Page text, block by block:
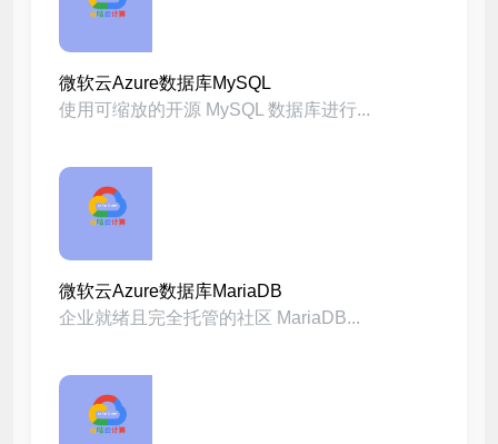
微软云Azure数据库MySQL
使用可缩放的开源 MySQL 数据库进行...
微软云Azure数据库MariaDB
企业就绪且完全托管的社区 MariaDB...